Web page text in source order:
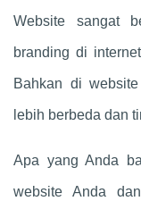
Website sangat
branding di
Bahkan di
lebih berbeda dan
Apa yang Anda
website Anda